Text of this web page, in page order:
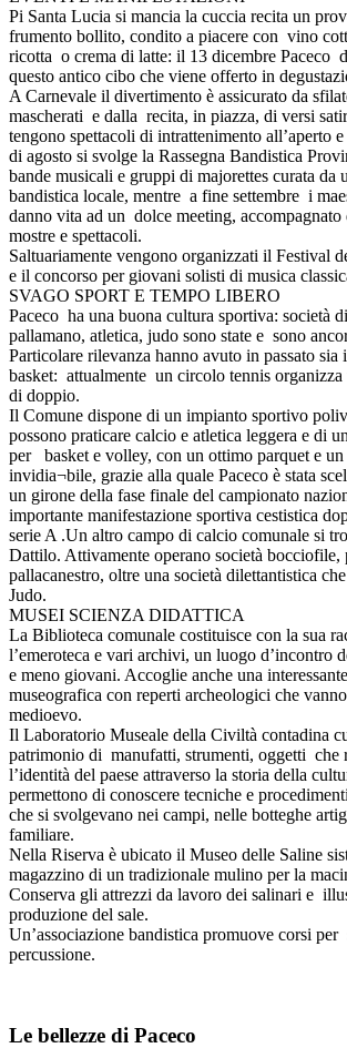
Pi Santa Lucia si mancia la cuccia recita un
frumento bollito, condito a piacere con vino
ricotta o crema di latte: il 13 dicembre Paceco
questo antico cibo che viene offerto in
A Carnevale il divertimento è assicurato da
mascherati e dalla recita, in piazza, di versi
tengono spettacoli di intrattenimento all’aperto
di agosto si svolge la Rassegna Bandistica
bande musicali e gruppi di majorettes curata da
bandistica locale, mentre a fine settembre i
danno vita ad un dolce meeting, accompagnato
mostre e spettacoli.
Saltuariamente vengono organizzati il Festival
e il concorso per giovani solisti di musica
SVAGO SPORT E TEMPO LIBERO
Paceco ha una buona cultura sportiva: società
pallamano, atletica, judo sono state e sono
Particolare rilevanza hanno avuto in passato sia
basket: attualmente un circolo tennis
di doppio.
Il Comune dispone di un impianto sportivo
possono praticare calcio e atletica leggera e di
per basket e volley, con un ottimo parquet e
invidia¬bile, grazie alla quale Paceco è stata
un girone della fase finale del campionato
importante manifestazione sportiva cestistica
serie A .Un altro campo di calcio comunale si
Dattilo. Attivamente operano società bocciofile,
pallacanestro, oltre una società dilettantistica
Judo.
MUSEI SCIENZA DIDATTICA
La Biblioteca comunale costituisce con la sua
l’emeroteca e vari archivi, un luogo d’incontro
e meno giovani. Accoglie anche una
museografica con reperti archeologici che
medioevo.
Il Laboratorio Museale della Civiltà contadina
patrimonio di manufatti, strumenti, oggetti che
l’identità del paese attraverso la storia della
permettono di conoscere tecniche e
che si svolgevano nei campi, nelle botteghe
familiare.
Nella Riserva è ubicato il Museo delle Saline
magazzino di un tradizionale mulino per la
Conserva gli attrezzi da lavoro dei salinari e
produzione del sale.
Un’associazione bandistica promuove corsi
percussione.
Le bellezze di Paceco